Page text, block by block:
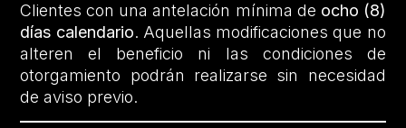
Clientes con una antelación mínima de ocho (8)
días calendario. Aquellas modificaciones que no
alteren el beneficio ni las condiciones de
otorgamiento podrán realizarse sin necesidad
de aviso previo.